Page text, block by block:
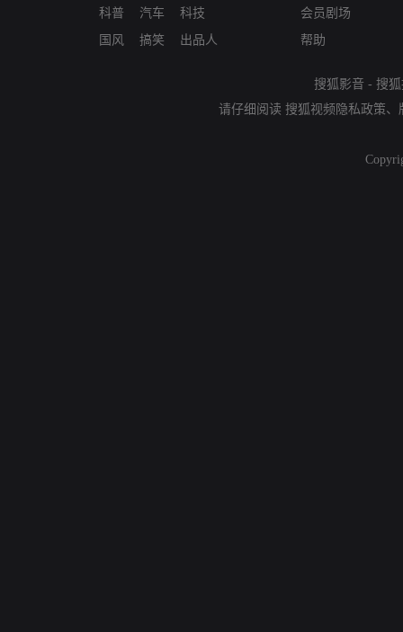
科普
国风
汽车
搞笑
科技
出品人
会员剧场
帮助
搜狐影音 - 搜
请仔细阅读 搜狐视频隐私政策、